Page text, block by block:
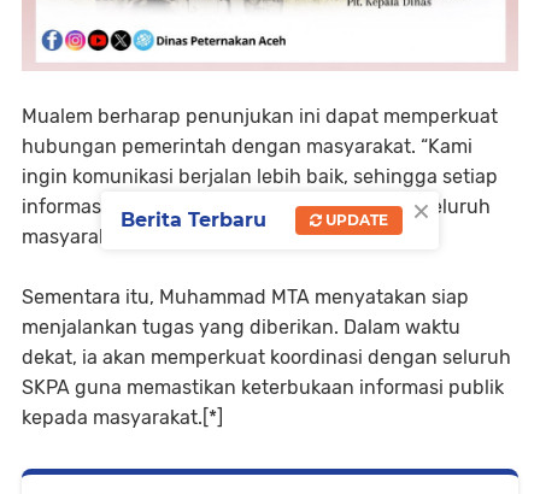
Mualem berharap penunjukan ini dapat memperkuat
hubungan pemerintah dengan masyarakat. “Kami
ingin komunikasi berjalan lebih baik, sehingga setiap
informasi dapat dipahami dengan jelas oleh seluruh
masyarakat Aceh,” ujarnya.
Sementara itu, Muhammad MTA menyatakan siap
menjalankan tugas yang diberikan. Dalam waktu
dekat, ia akan memperkuat koordinasi dengan seluruh
SKPA guna memastikan keterbukaan informasi publik
kepada masyarakat.[*]
×
Berita Terbaru UPDATE